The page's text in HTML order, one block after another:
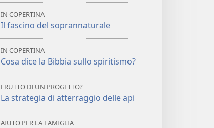
Cosa
dietro
soprannaturale?
SVEGLIATEVI!
nasconde
dietro
soprannaturale?
IN COPERTINA
Il fascino del soprannaturale
IN COPERTINA
Cosa dice la Bibbia sullo spiritismo?
FRUTTO DI UN PROGETTO?
La strategia di atterraggio delle api
AIUTO PER LA FAMIGLIA